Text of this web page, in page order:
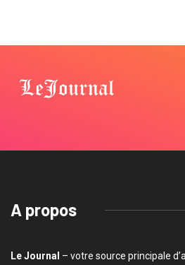
A propos
Le Journal – votre source principale